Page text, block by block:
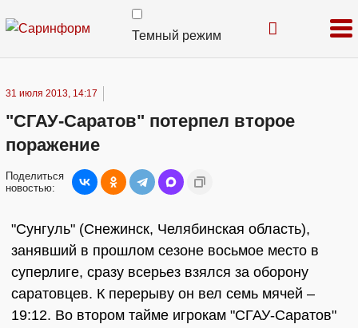
Темный режим
31 июля 2013, 14:17
"СГАУ-Саратов" потерпел второе
поражение
Поделиться
новостью:
"Сунгуль" (Снежинск, Челябинская область),
занявший в прошлом сезоне восьмое место в
суперлиге, сразу всерьез взялся за оборону
саратовцев. К перерыву он вел семь мячей –
19:12. Во втором тайме игрокам "СГАУ-Саратов"